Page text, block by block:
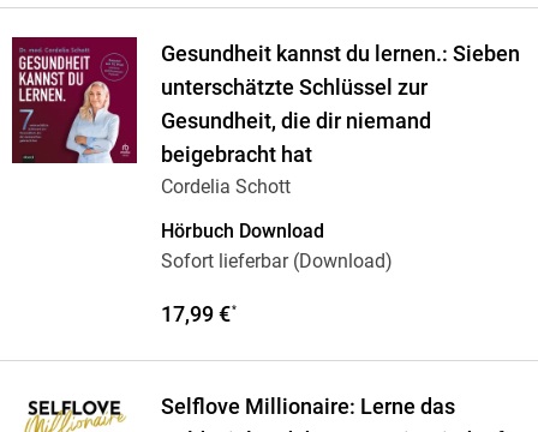
Gesundheit kannst du lernen.: Sieben
unterschätzte Schlüssel zur
Gesundheit, die dir niemand
beigebracht hat
Cordelia Schott
Hörbuch Download
Sofort lieferbar (Download)
17,99 €*
Selflove Millionaire: Lerne das